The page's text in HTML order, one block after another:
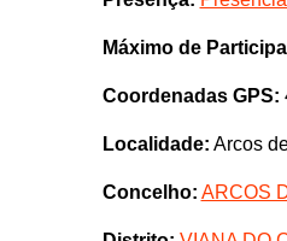
Máximo de
Coordenadas GPS:
Localidade: Arcos
Concelho: ARCOS